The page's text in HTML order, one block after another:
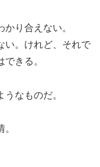
り合えない。
い。けれど、それで
きる。
なものだ。